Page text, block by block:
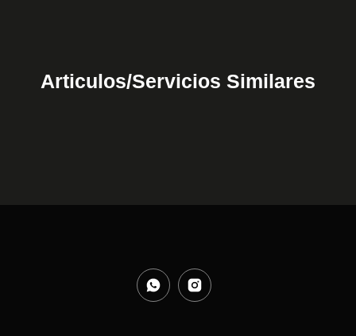
Articulos/Servicios Similares